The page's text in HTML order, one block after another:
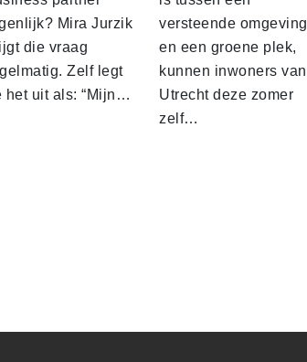
Mira Jurzik
die vraag
Zelf legt
het uit als: “Mijn…
versteende omgeving
en een groene plek,
kunnen inwoners van
Utrecht deze zomer
zelf…